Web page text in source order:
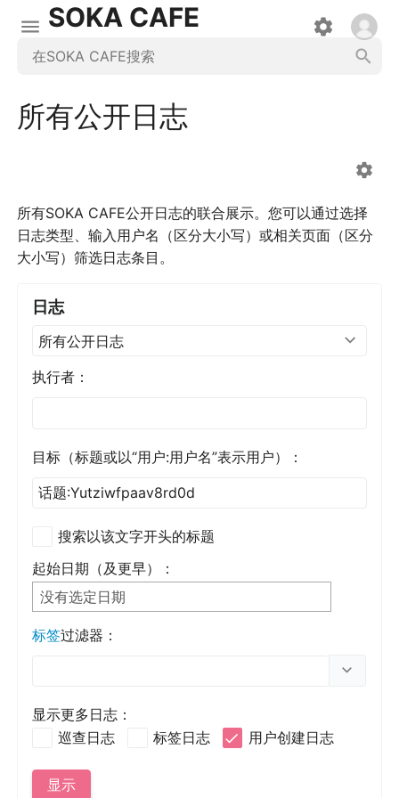
SOKA CAFE
所有公开日志
所有SOKA CAFE公开日志的联合展示。您可以通过选择
日志类型、输入用户名（区分大小写）或相关页面（区分
大小写）筛选日志条目。
日志
所有公开日志
执行者：
目标（标题或以“用户:用户名”表示用户）：
搜索以该文字开头的标题
起始日期（及更早）：
没有选定日期
标签过滤器：
显示更多日志：
巡查日志
标签日志 用户创建日志
显示